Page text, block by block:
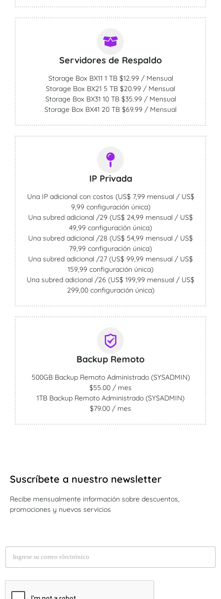
Servidores de Respaldo
Storage Box BX11 1 TB $12.99 / Mensual
Storage Box BX21 5 TB $20.99 / Mensual
Storage Box BX31 10 TB $35.99 / Mensual
Storage Box BX41 20 TB $69.99 / Mensual
IP Privada
Una IP adicional con costos (US$ 7,99 mensual / US$
9,99 configuración única)
Una subred adicional /29 (US$ 24,99 mensual / US$
49,99 configuración única)
Una subred adicional /28 (US$ 54,99 mensual / US$
79,99 configuración única)
Una subred adicional /27 (US$ 99,99 mensual / US$
159,99 configuración única)
Una subred adicional /26 (US$ 199,99 mensual / US$
299,00 configuración única)
Backup Remoto
500GB Backup Remoto Administrado (SYSADMIN)
$55.00 / mes
1TB Backup Remoto Administrado (SYSADMIN)
$79.00 / mes
Suscríbete a nuestro newsletter
Recibe mensualmente información sobre descuentos,
promociones y nuevos servicios
E
a
i